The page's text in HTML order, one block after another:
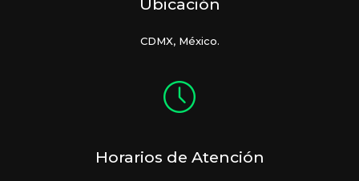
Ubicación
CDMX, México.
Horarios de Atención